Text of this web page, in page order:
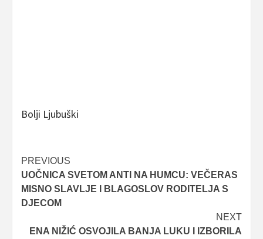
Bolji Ljubuški
Post
navigation
PREVIOUS
UOČNICA SVETOM ANTI NA HUMCU: VEČERAS
MISNO SLAVLJE I BLAGOSLOV RODITELJA S
DJECOM
NEXT
ENA NIŽIĆ OSVOJILA BANJA LUKU I IZBORILA